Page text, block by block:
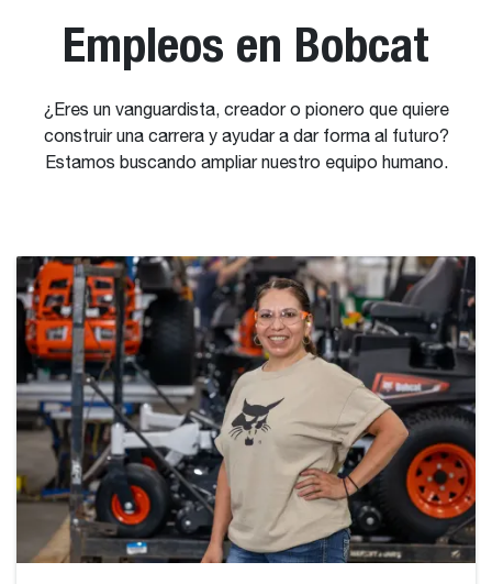
Empleos en Bobcat
¿Eres un vanguardista, creador o pionero que quiere
construir una carrera y ayudar a dar forma al futuro?
Estamos buscando ampliar nuestro equipo humano.